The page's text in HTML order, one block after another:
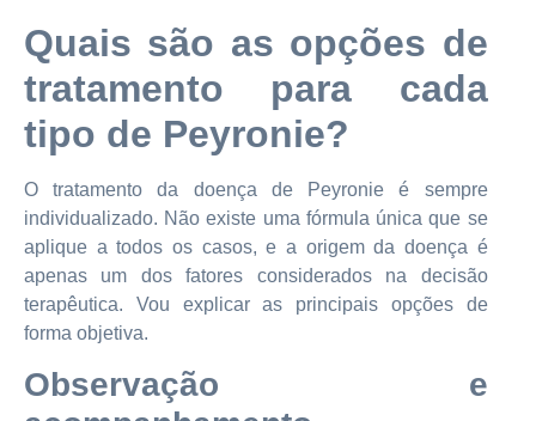
Quais são as opções de
tratamento para cada
tipo de Peyronie?
O tratamento da doença de Peyronie é sempre
individualizado. Não existe uma fórmula única que se
aplique a todos os casos, e a origem da doença é
apenas um dos fatores considerados na decisão
terapêutica. Vou explicar as principais opções de
forma objetiva.
Observação e